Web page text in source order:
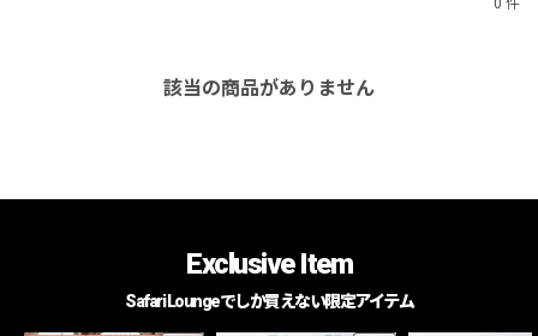
該当の商品がありません
Exclusive Item
Safari Loungeでしか買えない限定アイテム